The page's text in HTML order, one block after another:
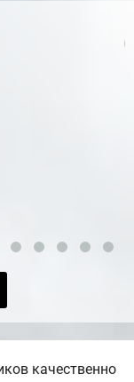
качественно